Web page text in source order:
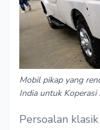
Mobil pikap yang
India untuk Koperasi
Persoalan